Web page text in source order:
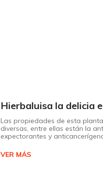
Las propiedades de esta
diversas, entre ellas están la
expectorantes y
VER MÁS